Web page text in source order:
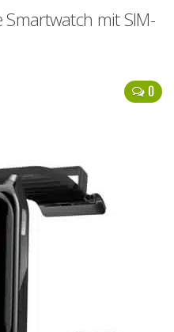
Smartwatch mit SIM-
0